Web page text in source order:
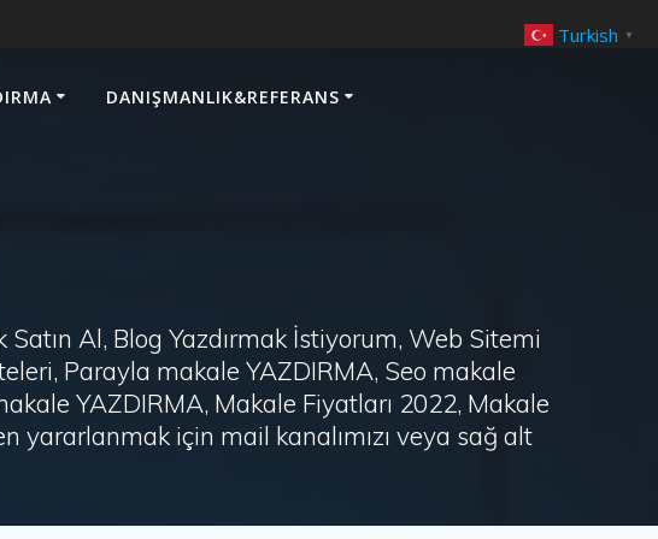
DANIŞMANLIK&REFERANS
Al, Blog Yazdırmak İstiyorum, Web Sitemi
Parayla makale YAZDIRMA, Seo makale
YAZDIRMA, Makale Fiyatları 2022, Makale
yararlanmak için mail kanalımızı veya sağ alt
Turkish ▼